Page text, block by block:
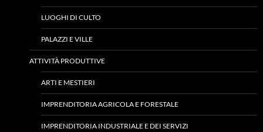
LUOGHI DI CULTO
PALAZZI E VILLE
ATTIVITÀ PRODUTTIVE
ARTI E MESTIERI
IMPRENDITORIA AGRICOLA E FORESTALE
IMPRENDITORIA INDUSTRIALE E DEI SERVIZI